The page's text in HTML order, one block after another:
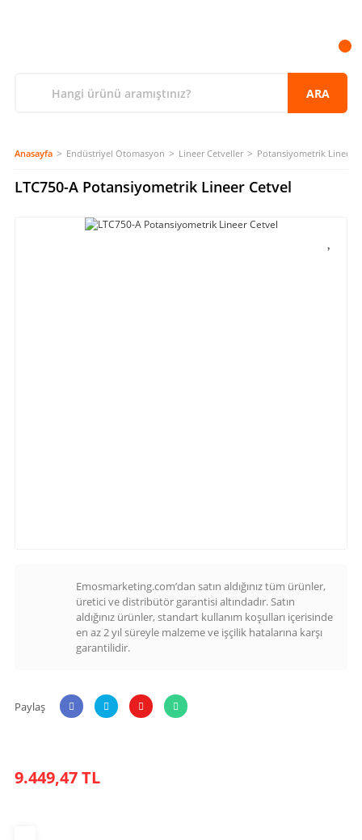
ARA
Anasayfa Endüstriyel Otomasyon Lineer Cetveller Potansiyometrik Lineer
LTC750-A Potansiyometrik Lineer Cetvel
Emosmarketing.com’dan satın aldığınız tüm ürünler,
üretici ve distribütör garantisi altındadır. Satın
aldığınız ürünler, standart kullanım koşulları içerisinde
en az 2 yıl süreyle malzeme ve işçilik hatalarına karşı
garantilidir.
Paylaş
9.449,47 TL